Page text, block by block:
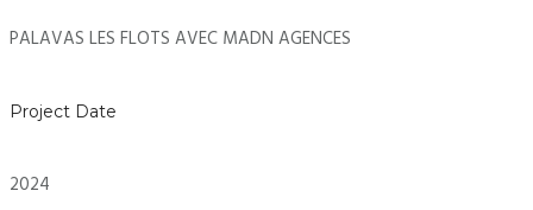
PALAVAS LES FLOTS AVEC MADN AGENCES
Project Date
2024